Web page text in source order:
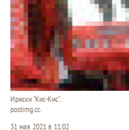
Ириски "Кис-Кис".
postimg.cc.
31 мая 2021 в 11:02